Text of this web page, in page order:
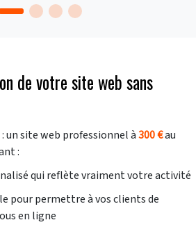
de votre site web sans
: un site web professionnel à300 €au
:
qui reflète vraiment votre activité
pour permettre à vos clients de
en ligne